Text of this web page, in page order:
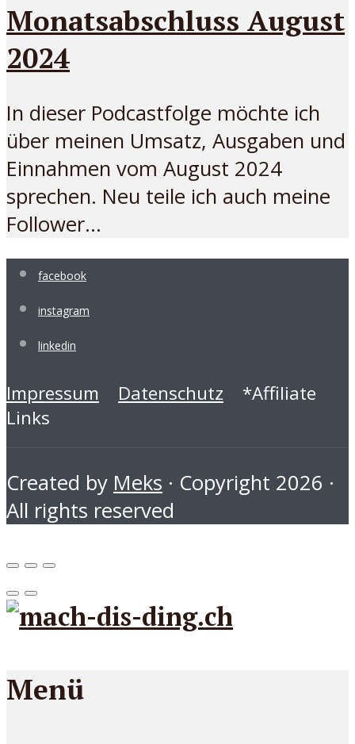
Monatsabschluss August
2024
In dieser Podcastfolge möchte ich
über meinen Umsatz, Ausgaben und
Einnahmen vom August 2024
sprechen. Neu teile ich auch meine
Follower...
facebook
instagram
linkedin
Impressum Datenschutz *Affiliate
Links
Created by Meks · Copyright 2026 ·
All rights reserved
Menü